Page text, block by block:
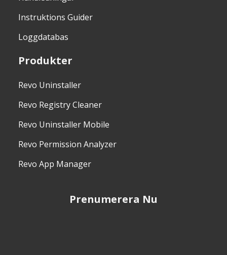
Instruktions Guider
Loggdatabas
Produkter
Revo Uninstaller
Revo Registry Cleaner
Revo Uninstaller Mobile
Revo Permission Analyzer
Revo App Manager
Prenumerera Nu